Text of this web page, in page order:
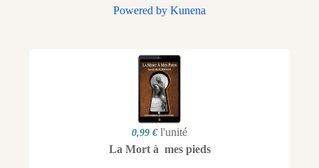
Powered by Kunena
0,99 € l'unité
La Mort à mes pieds